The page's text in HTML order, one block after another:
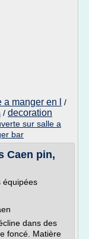
manger en l
/
/ decoration
sur salle a
bar
Caen pin,
équipées
dans des
foncé. Matière